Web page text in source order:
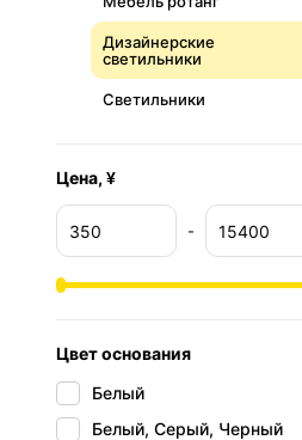
Дизайнерские
светильники
Светильники
Цена, ¥
-
Цвет основания
Белый
Белый, Серый, Черный